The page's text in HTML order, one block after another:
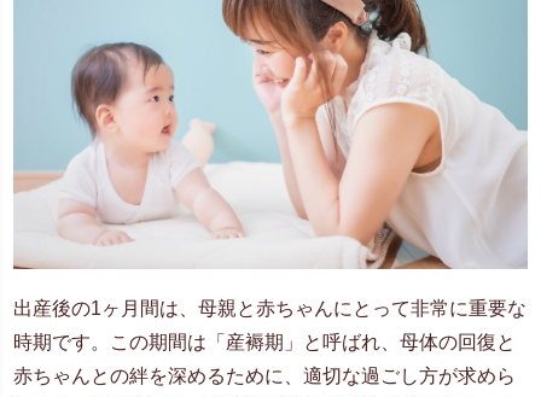
出産後の1ヶ月間は、母親と赤ちゃんにとって非常に重要な
時期です。この期間は「産褥期」と呼ばれ、母体の回復と
赤ちゃんとの絆を深めるために、適切な過ごし方が求めら